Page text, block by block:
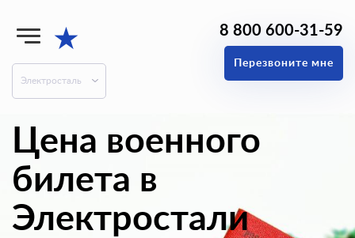
★
Электросталь
8 800 600-31-59
Перезвоните мне
Цена военного
билета в
Электростали